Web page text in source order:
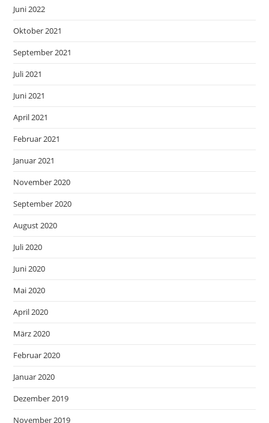
Juni 2022
Oktober 2021
September 2021
Juli 2021
Juni 2021
April 2021
Februar 2021
Januar 2021
November 2020
September 2020
August 2020
Juli 2020
Juni 2020
Mai 2020
April 2020
März 2020
Februar 2020
Januar 2020
Dezember 2019
November 2019